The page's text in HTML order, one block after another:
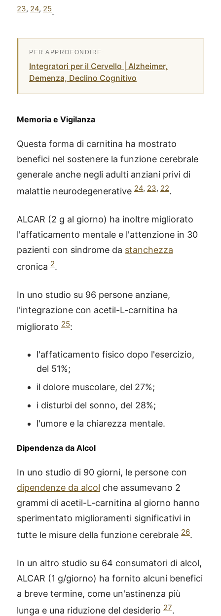
23, 24, 25.
Integratori per il Cervello | Alzheimer,
Demenza, Declino Cognitivo
Memoria e Vigilanza
Questa forma di carnitina ha mostrato
benefici nel sostenere la funzione cerebrale
generale anche negli adulti anziani privi di
malattie neurodegenerative 24, 23, 22.
ALCAR (2 g al giorno) ha inoltre migliorato
l'affaticamento mentale e l'attenzione in 30
pazienti con sindrome da stanchezza
cronica 2.
In uno studio su 96 persone anziane,
l'integrazione con acetil-L-carnitina ha
migliorato 25:
l'affaticamento fisico dopo l'esercizio,
del 51%;
il dolore muscolare, del 27%;
i disturbi del sonno, del 28%;
l'umore e la chiarezza mentale.
Dipendenza da Alcol
In uno studio di 90 giorni, le persone con
dipendenze da alcol che assumevano 2
grammi di acetil-L-carnitina al giorno hanno
sperimentato miglioramenti significativi in
tutte le misure della funzione cerebrale 26.
In un altro studio su 64 consumatori di alcol,
ALCAR (1 g/giorno) ha fornito alcuni benefici
a breve termine, come un'astinenza più
lunga e una riduzione del desiderio 27.